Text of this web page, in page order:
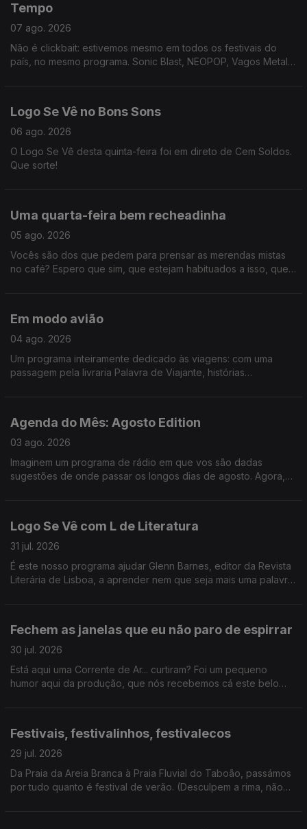
Tempo
07 ago. 2026
Não é clickbait: estivemos mesmo em todos os festivais do
país, no mesmo programa. Sonic Blast, NEOPOP, Vagos Metal
Logo Se Vê no Bons Sons
06 ago. 2026
O Logo Se Vê desta quinta-feira foi em direto de Cem Soldos.
Que sorte!
Uma quarta-feira bem recheadinha
05 ago. 2026
Vocês são dos que pedem para prensar as merendas mistas
no café? Espero que sim, que estejam habituados a isso, que
em Bicicleta e ainda demos um saltinho à primeira noite do
Vagos Metal Fest. Só mesmo neste estabelecimento - Logo Se
Em modo avião
04 ago. 2026
Um programa inteiramente dedicado às viagens: com uma
passagem pela livraria Palavra de Viajante, histórias
assombro".
Agenda do Mês: Agosto Edition
03 ago. 2026
Imaginem um programa de rádio em que vos são dadas
sugestões de onde passar os longos dias de agosto. Agora,
feira: cinema ao ar livre, exposição de LEGO na Cordoaria
Nacional, roteiro pelas praias da Costa Vicentina, e bilhetes
para o Vagos Metal Fest e para o Bons Sons.
Logo Se Vê com L de Literatura
31 jul. 2026
É este nosso programa ajudar Glenn Barnes, editor da Revista
Literária de Lisboa, a aprender nem que seja mais uma palavra
falássemos hoje.
Fechem as janelas que eu não paro de espirrar
30 jul. 2026
Está aqui uma Corrente de Ar... curtiram? Foi um pequeno
humor aqui da produção, que nós recebemos cá este belo
Festivais, festivalinhos, festivalecos
29 jul. 2026
Da Praia da Areia Branca à Praia Fluvial do Taboão, passámos
por tudo quanto é festival de verão. (Desculpem a rima, não